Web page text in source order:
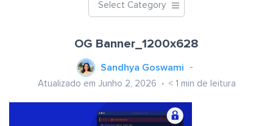
Select Category
OG Banner_1200x628
Sandhya Goswami
Atualizado em Junho 2, 2026 < 1 min de leitura